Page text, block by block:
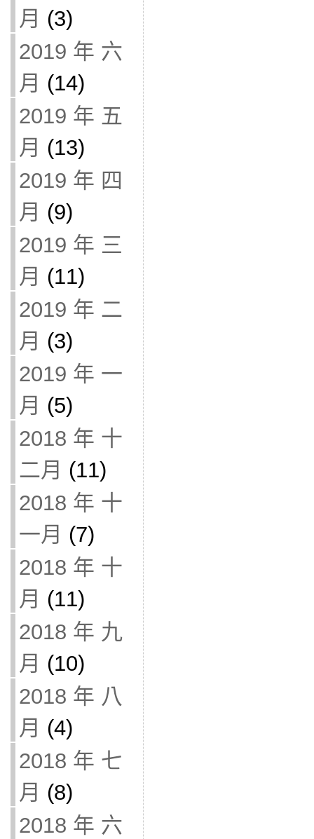
月 (3)
2019 年 六
月 (14)
2019 年 五
月 (13)
2019 年 四
月 (9)
2019 年 三
月 (11)
2019 年 二
月 (3)
2019 年 一
月 (5)
2018 年 十
二月 (11)
2018 年 十
一月 (7)
2018 年 十
月 (11)
2018 年 九
月 (10)
2018 年 八
月 (4)
2018 年 七
月 (8)
2018 年 六